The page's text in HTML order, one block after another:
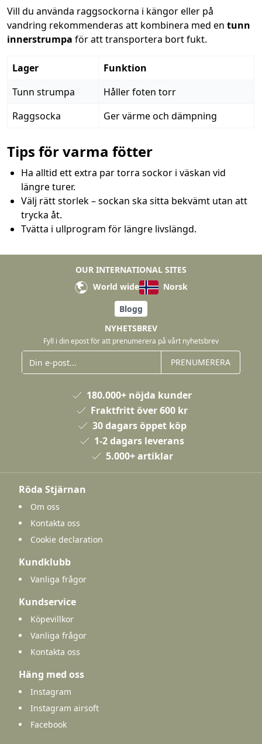
Vill du använda raggsockorna i kängor eller på
vandring rekommenderas att kombinera med en tunn
innerstrumpa för att transportera bort fukt.
Lager
Funktion
Tunn strumpa
Håller foten torr
Raggsocka
Ger värme och dämpning
Tips för varma fötter
Ha alltid ett extra par torra sockor i väskan vid
längre turer.
Välj rätt storlek – sockan ska sitta bekvämt utan att
trycka åt.
Tvätta i ullprogram för längre livslängd.
OUR INTERNATIONAL SITES
World wide
Norsk
Blogg
NYHETSBREV
Fyll i din epost för att prenumerera på vårt nyhetsbrev
PRENUMERERA
180.000+ nöjda kunder
Fraktfritt över 600 kr
30 dagars öppet köp
1-2 dagars leverans
5.000+ artiklar
Röda Stjärnan
Om oss
Kontakta oss
Cookie declaration
Kundklubb
Vanliga frågor
Kundservice
Köpevillkor
Vanliga frågor
Kontakta oss
Häng med oss
Instagram
Instagram airsoft
Facebook